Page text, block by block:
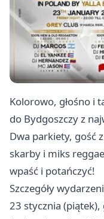
Kolorowo, głośno i
do Bydgoszczy z
Dwa parkiety, gość
skarby i miks
wpaść i potańczyć!
Szczegóły
23 stycznia